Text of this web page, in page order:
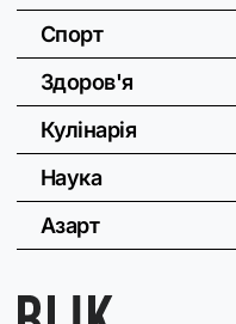
Спорт
Здоров'я
Кулінарія
Наука
Азарт